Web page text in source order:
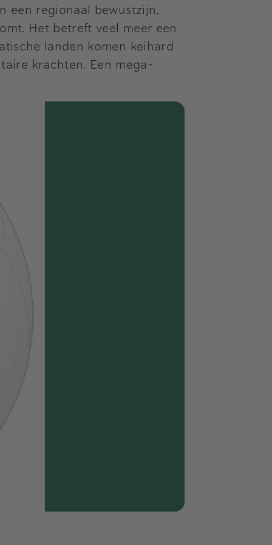
een regionaal bewustzijn,
Het betreft veel meer een
landen komen keihard
krachten. Een mega-